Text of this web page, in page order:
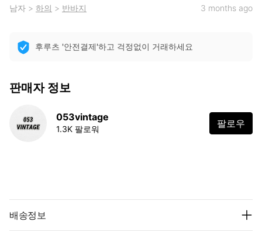
남자 > 하의 > 반바지 3 months ago
후루츠 '안전결제'하고 걱정없이 거래하세요
판매자 정보
053vintage
1.3K 팔로워 팔로우
배송정보